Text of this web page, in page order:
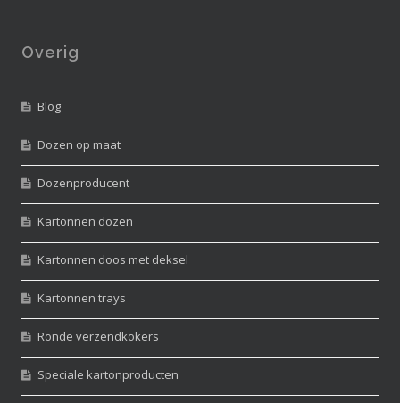
Overig
Blog
Dozen op maat
Dozenproducent
Kartonnen dozen
Kartonnen doos met deksel
Kartonnen trays
Ronde verzendkokers
Speciale kartonproducten